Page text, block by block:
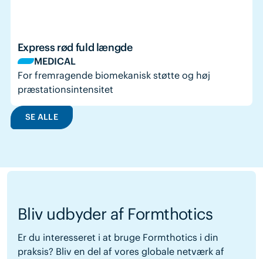
Express rød fuld længde
MEDICAL
For fremragende biomekanisk støtte og høj
præstationsintensitet
SE ALLE
Bliv udbyder af Formthotics
Er du interesseret i at bruge Formthotics i din
praksis? Bliv en del af vores globale netværk af